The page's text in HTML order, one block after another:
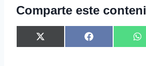
Comparte este
C
o
X
(
C
o
F
a
C
o
W
h